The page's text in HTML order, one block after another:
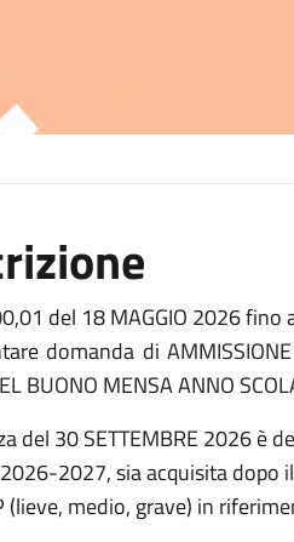
del 18 MAGGIO 2026
domanda di
BUONO MENSA ANNO
del 30 SETTEMBRE 2026 è
2027, sia acquisita dopo
(lieve, medio, grave) in